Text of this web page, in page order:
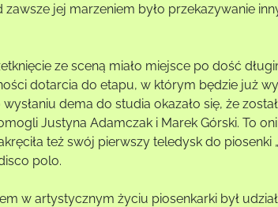
zawsze jej marzeniem było przekazywanie
ze sceną miało miejsce po dość
dotarcia do etapu, w którym będzie już
dema do studia okazało się, że
Justyna Adamczak i Marek Górski. To
też swój pierwszy teledysk do piosenki
polo.
w artystycznym życiu piosenkarki był